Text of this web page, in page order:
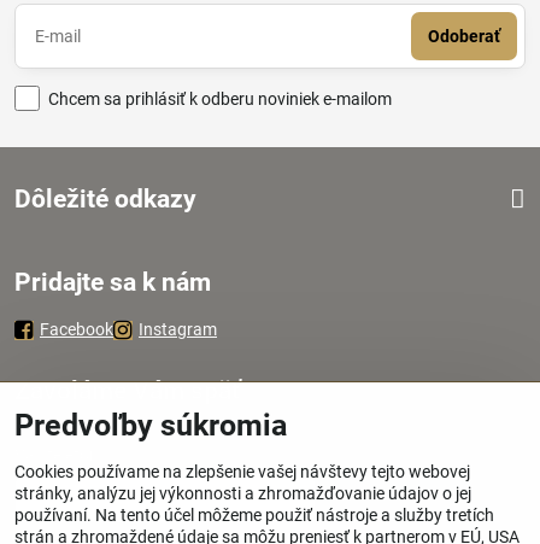
Odoberať
Chcem sa prihlásiť k odberu noviniek e-mailom
Dôležité odkazy
Pridajte sa k nám
Facebook Instagram
Zavoláme Vám späť
Predvoľby súkromia
Cookies používame na zlepšenie vašej návštevy tejto webovej
stránky, analýzu jej výkonnosti a zhromažďovanie údajov o jej
používaní. Na tento účel môžeme použiť nástroje a služby tretích
strán a zhromaždené údaje sa môžu preniesť k partnerom v EÚ, USA